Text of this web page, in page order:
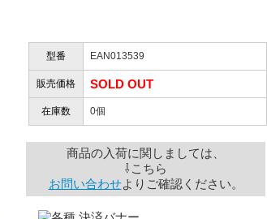
どはかかりますか？
へお届けします。
は一切ありません。
？
間でのお届けとなります。
ります。
合がありますので、ご了承の程よろしく
（女性）
小屋」さんを紹介され…」
W 様
とても安心感がありました」
型番 EAN013539
販売価格 SOLD OUT
在庫数 0個
商品の入荷に関しましては、
⇩こちら
お問い合わせよりご確認ください。